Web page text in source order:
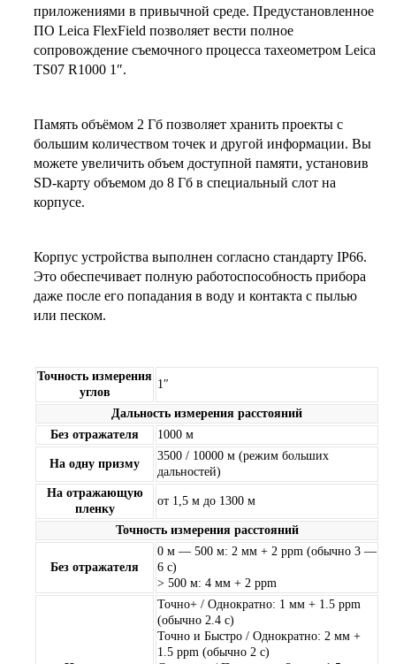
приложениями в привычной среде. Предустановленное
ПО Leica FlexField позволяет вести полное
сопровождение съемочного процесса тахеометром Leica
TS07 R1000 1″.
Память объёмом 2 Гб позволяет хранить проекты с
большим количеством точек и другой информации. Вы
можете увеличить объем доступной памяти, установив
SD-карту объемом до 8 Гб в специальный слот на
корпусе.
Корпус устройства выполнен согласно стандарту IP66.
Это обеспечивает полную работоспособность прибора
даже после его попадания в воду и контакта с пылью
или песком.
Точность измерения
углов
1″
Дальность измерения расстояний
Без отражателя
1000 м
На одну призму
3500 / 10000 м (режим больших
дальностей)
На отражающую
пленку
от 1,5 м до 1300 м
Точность измерения расстояний
Без отражателя
0 м — 500 м: 2 мм + 2 ppm (обычно 3 —
6 с)
> 500 м: 4 мм + 2 ppm
Точно+ / Однократно: 1 мм + 1.5 ppm
(обычно 2.4 с)
Точно и Быстро / Однократно: 2 мм +
1.5 ppm (обычно 2 с)